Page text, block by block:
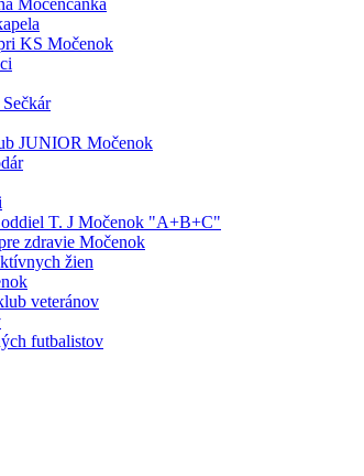
Močenčanka
KS Močenok
JUNIOR Močenok
T. J Močenok "A+B+C"
zdravie Močenok
žien
veteránov
futbalistov